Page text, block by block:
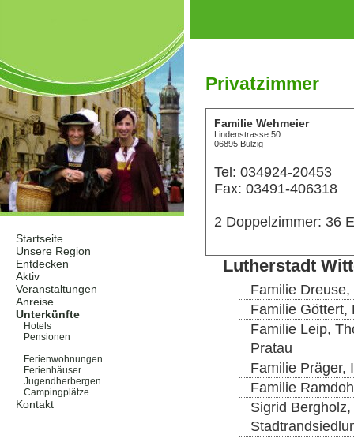
Startseite
Unsere Region
Entdecken
Aktiv
Veranstaltungen
Anreise
Unterkünfte
Hotels
Pensionen
Ferienwohnungen
Ferienhäuser
Jugendherbergen
Campingplätze
Kontakt
Privatzimmer
Familie Wehmeier
Lindenstrasse 50
06895 Bülzig
Tel: 034924-20453
Fax: 03491-406318
2 Doppelzimmer: 36
Lutherstadt
Familie
Familie Göttert,
Familie Leip,
Pratau
Familie Präger,
Familie
Sigrid